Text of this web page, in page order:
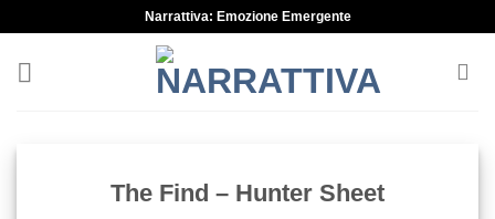
content
Narrattiva: Emozione Emergente
The Find – Hunter Sheet